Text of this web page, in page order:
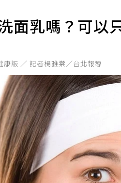
面乳嗎？可以
康版 ／ 記者楊雅棠／台北報導